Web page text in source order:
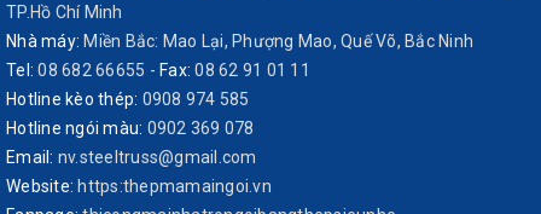
TP.Hồ Chí Minh
Nhà máy: Miền Bắc: Mao Lại, Phượng Mao, Quế Võ, Bắc Ninh
Tel: 08 682 66655 - Fax:08 62 91 01 11
Hotline kèo thép: 0908 974 585
Hotline ngói màu: 0902 369 078
Email: nv.steeltruss@gmail.com
Website: https:thepmamaingoi.vn